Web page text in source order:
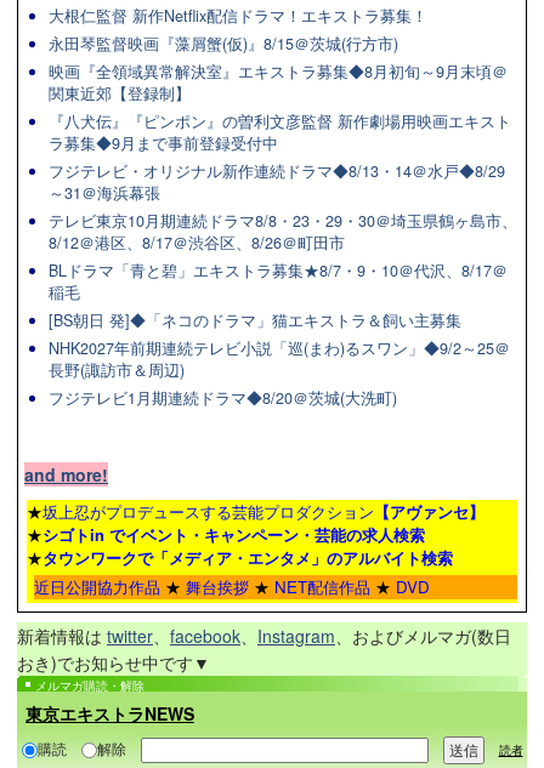
大根仁監督 新作Netflix配信ドラマ！エキストラ募集！
永田琴監督映画『藻屑蟹(仮)』8/15＠茨城(行方市)
映画『全領域異常解決室』エキストラ募集◆8月初旬～9月末頃＠
関東近郊【登録制】
『八犬伝』『ピンポン』の曽利文彦監督 新作劇場用映画エキスト
ラ募集◆9月まで事前登録受付中
フジテレビ・オリジナル新作連続ドラマ◆8/13・14＠水戸◆8/29
～31＠海浜幕張
テレビ東京10月期連続ドラマ8/8・23・29・30＠埼玉県鶴ヶ島市、
8/12＠港区、8/17＠渋谷区、8/26＠町田市
BLドラマ「青と碧」エキストラ募集★8/7・9・10＠代沢、8/17＠
稲毛
[BS朝日 発]◆「ネコのドラマ」猫エキストラ＆飼い主募集
NHK2027年前期連続テレビ小説「巡(まわ)るスワン」◆9/2～25＠
長野(諏訪市＆周辺)
フジテレビ1月期連続ドラマ◆8/20＠茨城(大洗町)
and more!
★坂上忍がプロデュースする芸能プロダクション 【アヴァンセ】
★シゴトin でイベント・キャンペーン・芸能の求人検索
★タウンワークで「メディア・エンタメ」のアルバイト検索
近日公開協力作品 ★ 舞台挨拶 ★ NET配信作品 ★ DVD
新着情報は twitter facebook Instagram 、およびメルマガ(数日
おき)でお知らせ中です▼
メルマガ購読・解除
東京エキストラNEWS
購読 解除
読者